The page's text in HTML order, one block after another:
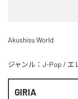
Akushisu World
ジャンル： J-Pop / エ
GIRIA